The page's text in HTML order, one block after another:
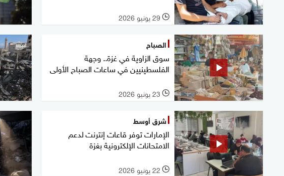
l 29 يونيو 2026
الصباح
سوق الزاوية في غزة.. وجهة
الفلسطينيين في ساعات الصباح الأولى
l 23 يونيو 2026
شرق أوسط
الإمارات توفر قاعات إنترنت لدعم
الامتحانات الإلكترونية بغزة
l 22 يونيو 2026